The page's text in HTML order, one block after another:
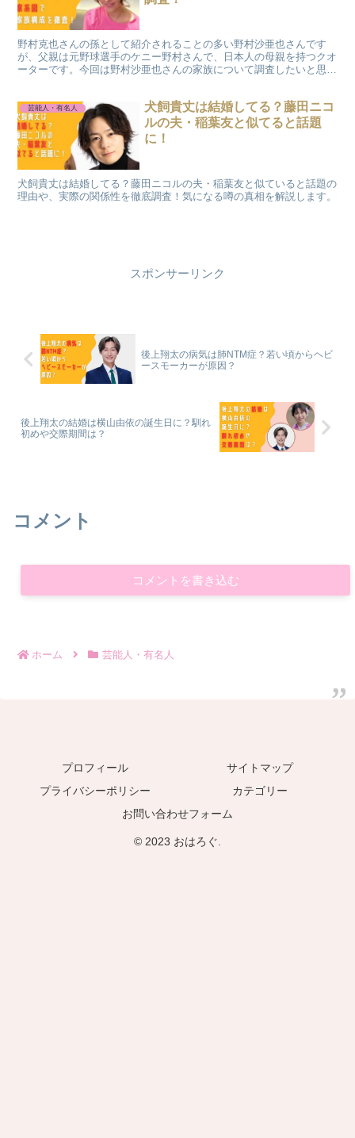
野村克也さんの孫として紹介されることの多い野村沙亜也さんです
が、父親は元野球選手のケニー野村さんで、日本人の母親を持つクオ
ーターです。今回は野村沙亜也さんの家族について調査したいと思い
芸能人・有名人
犬飼貴丈は結婚してる？藤田ニコ
ルの夫・稲葉友と似てると話題
に！
犬飼貴丈は結婚してる？藤田ニコルの夫・稲葉友と似ていると話題の
理由や、実際の関係性を徹底調査！気になる噂の真相を解説します。
スポンサーリンク
後上翔太の病気は肺NTM症？若い頃からヘビ
ースモーカーが原因？
後上翔太の結婚は横山由依の誕生日に？馴れ
初めや交際期間は？
コメント
コメントを書き込む
ホーム 芸能人・有名人
プロフィール
サイトマップ
プライバシーポリシー
カテゴリー
お問い合わせフォーム
© 2023 おはろぐ.